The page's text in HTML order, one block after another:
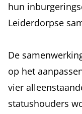
hun
Leiderdorpse
De
op het
vier
statushouders